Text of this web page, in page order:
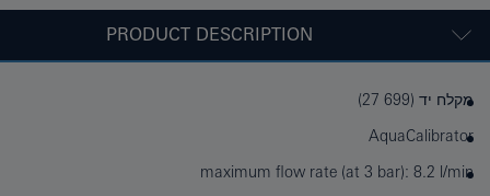
PRODUCT DESCRIPTION
מקלח יד (27‎ 699)
AquaCalibrator
maximum flow rate (at 3 bar): 8.2 l/min